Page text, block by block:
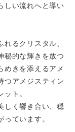
しい流れへと導い
るクリスタル、
秘的な輝きを放つ
めきを添えるアメ
つアメジスティン
ト。
しく響き合い、穏
ています。